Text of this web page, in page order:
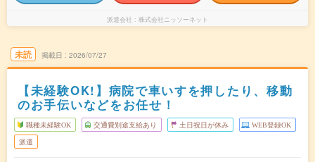
派遣会社 株式会社ニッソーネット
未読 掲載日 2026/07/27
【未経験OK!】病院で車いすを押したり、移動
のお手伝いなどをお任せ！
職種未経験OK 交通費別途支給あり 土日祝日が休み WEB登録OK
派遣